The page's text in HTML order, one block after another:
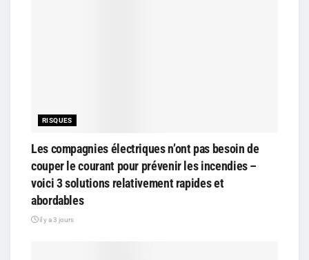
RISQUES
Les compagnies électriques n’ont pas besoin de
couper le courant pour prévenir les incendies –
voici 3 solutions relativement rapides et
abordables
il y a 3 jours